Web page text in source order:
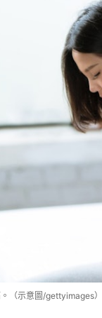
（示意圖/gettyimages）